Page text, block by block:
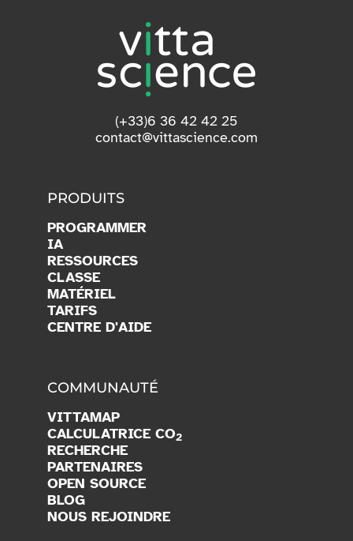
(+33)6 36 42 42 25
contact@vittascience.com
PRODUITS
PROGRAMMER
IA
RESSOURCES
CLASSE
MATÉRIEL
TARIFS
CENTRE D'AIDE
COMMUNAUTÉ
VITTAMAP
CALCULATRICE CO2
RECHERCHE
PARTENAIRES
OPEN SOURCE
BLOG
NOUS REJOINDRE